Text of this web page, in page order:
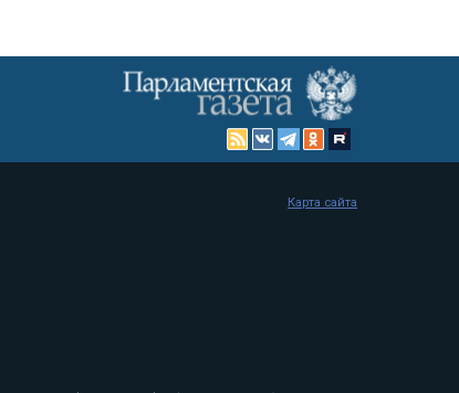
Карта сайта